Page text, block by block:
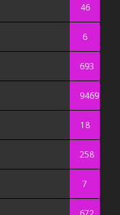
46
6
693
9469
18
258
7